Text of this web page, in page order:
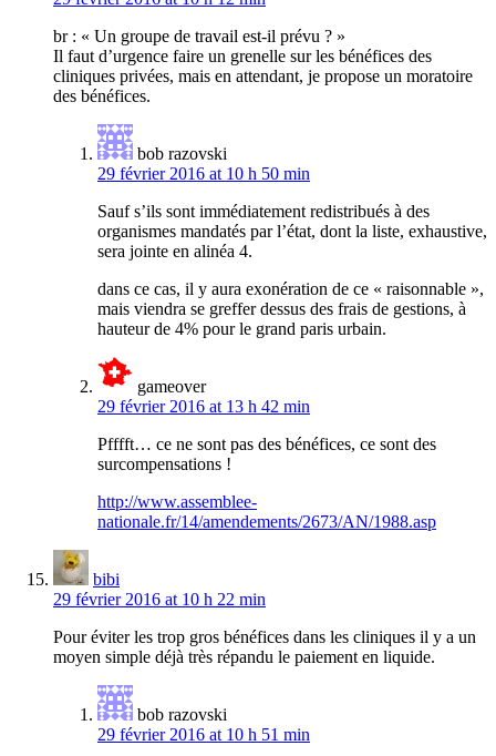
br : « Un groupe de travail est-il prévu ? »
Il faut d’urgence faire un grenelle sur les bénéfices des
cliniques privées, mais en attendant, je propose un moratoire
des bénéfices.
bob razovski
29 février 2016 at 10 h 50 min
Sauf s’ils sont immédiatement redistribués à des
organismes mandatés par l’état, dont la liste, exhaustive,
sera jointe en alinéa 4.
dans ce cas, il y aura exonération de ce « raisonnable »,
mais viendra se greffer dessus des frais de gestions, à
hauteur de 4% pour le grand paris urbain.
gameover
29 février 2016 at 13 h 42 min
Pfffft… ce ne sont pas des bénéfices, ce sont des
surcompensations !
http://www.assemblee-
nationale.fr/14/amendements/2673/AN/1988.asp
bibi
29 février 2016 at 10 h 22 min
Pour éviter les trop gros bénéfices dans les cliniques il y a un
moyen simple déjà très répandu le paiement en liquide.
bob razovski
29 février 2016 at 10 h 51 min